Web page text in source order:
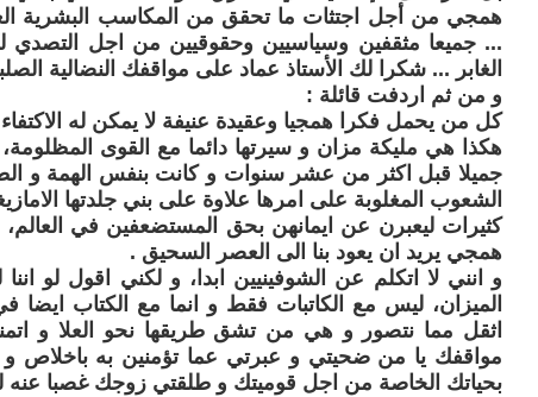
همجي من أجل اجتثات ما تحقق من المكاسب البشرية
... جميعا مثقفين وسياسيين وحقوقيين من اجل التصدي
الغابر ... شكرا لك الأستاذ عماد على مواقفك النضالية
و من ثم اردفت قائلة :
كل من يحمل فكرا همجيا وعقيدة عنيفة لا يمكن له
هكذا هي مليكة مزان و سيرتها دائما مع القوى
جميلا قبل اكثر من عشر سنوات و كانت بنفس الهمة و
الشعوب المغلوبة على امرها علاوة على بني جلدتها
كثيرات ليعبرن عن ايمانهن بحق المستضعفين في
همجي يريد ان يعود بنا الى العصر السحيق .
و انني لا اتكلم عن الشوفينيين ابدا، و لكني اقول لو
الميزان، ليس مع الكاتبات فقط و انما مع الكتاب
اثقل مما نتصور و هي من تشق طريقها نحو العلا و
مواقفك يا من ضحيتي و عبرتي عما تؤمنين به باخلاص
بحياتك الخاصة من اجل قوميتك و طلقتي زوجك غصبا عنه